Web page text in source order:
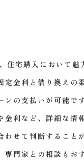
住宅購入において魅
定金利と借り換えの
ンの支払いが可能で
金利など、詳細な情
わせて判断すること
専門家との相談もお